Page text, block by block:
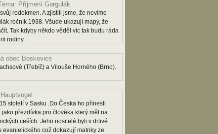
Příjmení Gargulák
rodokmen. A zjistili jsme, že nevíme
ročník 1938. Všude ukazují mapy, že
Tak kdyby někdo věděl víc tak budu ráda
rodiny.
obec Boskovice
(Třebíč) a Vilouše Horného (Brno).
století v Sasku .Do Česka ho přinesli
přezdívka pro člověka který měl na
ceších. Jeho nositelé byli v drtivé
což dokazují matriky ze